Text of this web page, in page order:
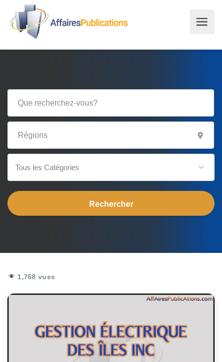
Tous les Catégories
1,768 vues